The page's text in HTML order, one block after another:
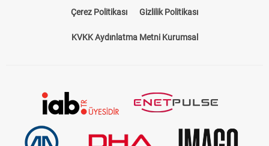
Çerez Politikası Gizlilik Politikası
KVKK Aydınlatma Metni Kurumsal